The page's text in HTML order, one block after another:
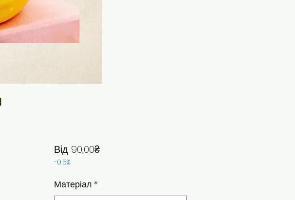
Від 90,00₴За розпродажем
-0,5%
Матеріал *